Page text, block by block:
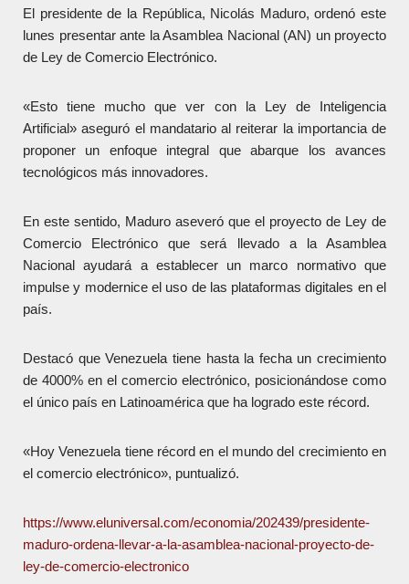
El presidente de la República, Nicolás Maduro, ordenó este
lunes presentar ante la Asamblea Nacional (AN) un proyecto
de Ley de Comercio Electrónico.
«Esto tiene mucho que ver con la Ley de Inteligencia
Artificial» aseguró el mandatario al reiterar la importancia de
proponer un enfoque integral que abarque los avances
tecnológicos más innovadores.
En este sentido, Maduro aseveró que el proyecto de Ley de
Comercio Electrónico que será llevado a la Asamblea
Nacional ayudará a establecer un marco normativo que
impulse y modernice el uso de las plataformas digitales en el
país.
Destacó que Venezuela tiene hasta la fecha un crecimiento
de 4000% en el comercio electrónico, posicionándose como
el único país en Latinoamérica que ha logrado este récord.
«Hoy Venezuela tiene récord en el mundo del crecimiento en
el comercio electrónico», puntualizó.
https://www.eluniversal.com/economia/202439/presidente-
maduro-ordena-llevar-a-la-asamblea-nacional-proyecto-de-
ley-de-comercio-electronico